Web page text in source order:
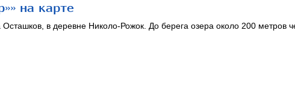
на карте
Осташков, в деревне Николо-Рожок. До берега озера около 200 метров